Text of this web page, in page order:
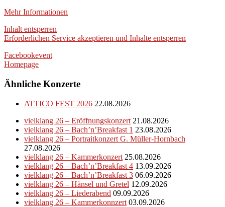
Mehr Informationen
Inhalt entsperren
Erforderlichen Service akzeptieren und Inhalte entsperren
Facebookevent
Homepage
Ähnliche Konzerte
ATTICO FEST 2026 22.08.2026
vielklang 26 – Eröffnungskonzert 21.08.2026
vielklang 26 – Bach’n’Breakfast 1 23.08.2026
vielklang 26 – Portraitkonzert G. Müller-Hornbach
27.08.2026
vielklang 26 – Kammerkonzert 25.08.2026
vielklang 26 – Bach’n’Breakfast 4 13.09.2026
vielklang 26 – Bach’n’Breakfast 3 06.09.2026
vielklang 26 – Hänsel und Gretel 12.09.2026
vielklang 26 – Liederabend 09.09.2026
vielklang 26 – Kammerkonnzert 03.09.2026